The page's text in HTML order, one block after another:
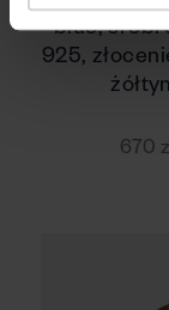
blue,
925,
670